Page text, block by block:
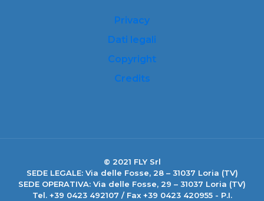
Privacy
Dati legali
Copyright
Credits
© 2021 FLY Srl
SEDE LEGALE: Via delle Fosse, 28 – 31037 Loria (TV)
SEDE OPERATIVA: Via delle Fosse, 29 – 31037 Loria (TV)
Tel. +39 0423 492107 / Fax +39 0423 420955 - P.I.